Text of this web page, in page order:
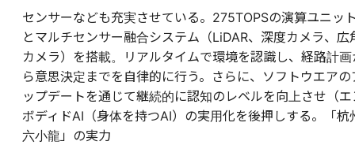
センサーなども充実させている。275TOPSの演算ユニッ
とマルチセンサー融合システム（LiDAR、深度カメラ、広
カメラ）を搭載。リアルタイムで環境を認識し、経路計画
ら意思決定までを自律的に行う。さらに、ソフトウエアの
ップデートを通じて継続的に認知のレベルを向上させ（エ
ボディドAI（身体を持つAI）の実用化を後押しする。「杭
六小龍」の実力